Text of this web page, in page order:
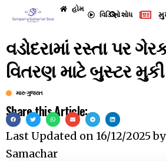
હોમ
વિડિઓશોધ
વડોદરામાં રસ્તા પર
વિતરણ માટે બુસ્ટર
મારુ ગુજરાત
Share this Article:
Last Updated on 16/12/2025by
Samachar